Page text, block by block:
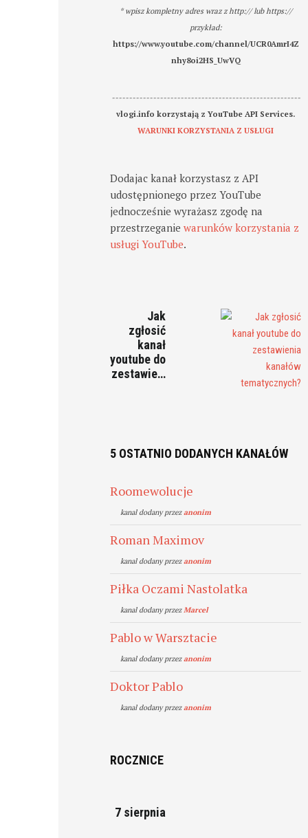
* wpisz kompletny adres wraz z http:// lub https://
przykład:
https://www.youtube.com/channel/UCR0AmrI4Z
nhy8oi2HS_UwVQ
-------------------------------------------------------
vlogi.info korzystają z YouTube API Services.
WARUNKI KORZYSTANIA Z USŁUGI
Dodajac kanał korzystasz z API
udostępnionego przez YouTube
jednocześnie wyrażasz zgodę na
przestrzeganiewarunków korzystania z
usługi YouTube.
Jak
zgłosić
kanał
youtube do
zestawie…
5 OSTATNIO DODANYCH KANAŁÓW
Roomewolucje
kanal dodany przezanonim
Roman Maximov
kanal dodany przezanonim
Piłka Oczami Nastolatka
kanal dodany przezMarcel
Pablo w Warsztacie
kanal dodany przezanonim
Doktor Pablo
kanal dodany przezanonim
ROCZNICE
7 sierpnia